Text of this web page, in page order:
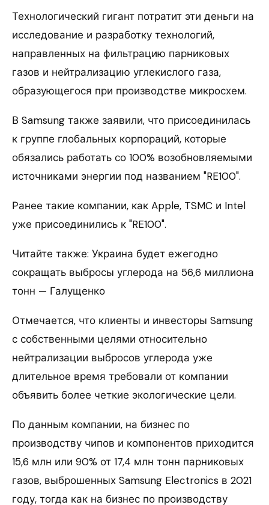
Технологический гигант потратит эти деньги на
исследование и разработку технологий,
направленных на фильтрацию парниковых
газов и нейтрализацию углекислого газа,
образующегося при производстве микросхем.
В Samsung также заявили, что присоединилась
к группе глобальных корпораций, которые
обязались работать со 100% возобновляемыми
источниками энергии под названием "RE100".
Ранее такие компании, как Apple, TSMC и Intel
уже присоединились к "RE100".
Читайте также: Украина будет ежегодно
сокращать выбросы углерода на 56,6 миллиона
тонн — Галущенко
Отмечается, что клиенты и инвесторы Samsung
с собственными целями относительно
нейтрализации выбросов углерода уже
длительное время требовали от компании
объявить более четкие экологические цели.
По данным компании, на бизнес по
производству чипов и компонентов приходится
15,6 млн или 90% от 17,4 млн тонн парниковых
газов, выброшенных Samsung Electronics в 2021
году, тогда как на бизнес по производству